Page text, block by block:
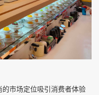
市场定位吸引消费者体验